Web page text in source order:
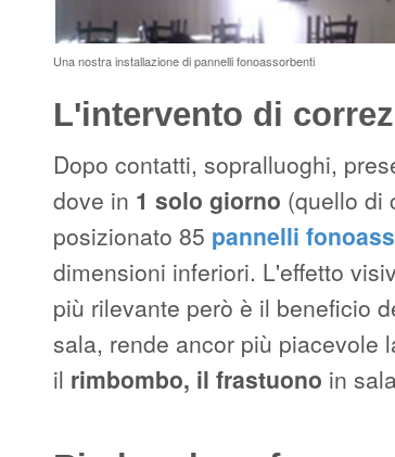
Una nostra installazione di pannelli fonoassorbenti
L'intervento di
Dopo contatti, sopralluoghi,
dove in 1 solo giorno (quello di
posizionato 85 pannelli
dimensioni inferiori. L'effetto
più rilevante però è il beneficio
sala, rende ancor più piacevole
il rimbombo, il frastuono in